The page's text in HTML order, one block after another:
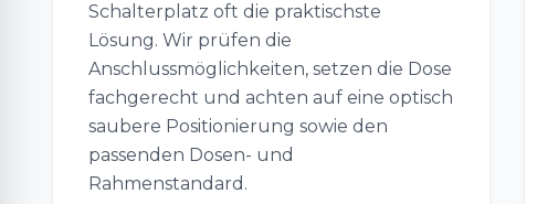
Schalterplatz oft die praktischste
Lösung. Wir prüfen die
Anschlussmöglichkeiten, setzen die Dose
fachgerecht und achten auf eine optisch
saubere Positionierung sowie den
passenden Dosen- und
Rahmenstandard.